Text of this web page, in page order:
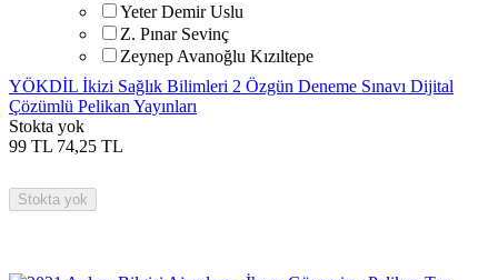
Yeter Demir Uslu
Z. Pınar Sevinç
Zeynep Avanoğlu Kızıltepe
YÖKDİL İkizi Sağlık Bilimleri 2 Özgün Deneme Sınavı Dijital
Çözümlü Pelikan Yayınları
Stokta yok
99 TL 74,25 TL
Stokta yok